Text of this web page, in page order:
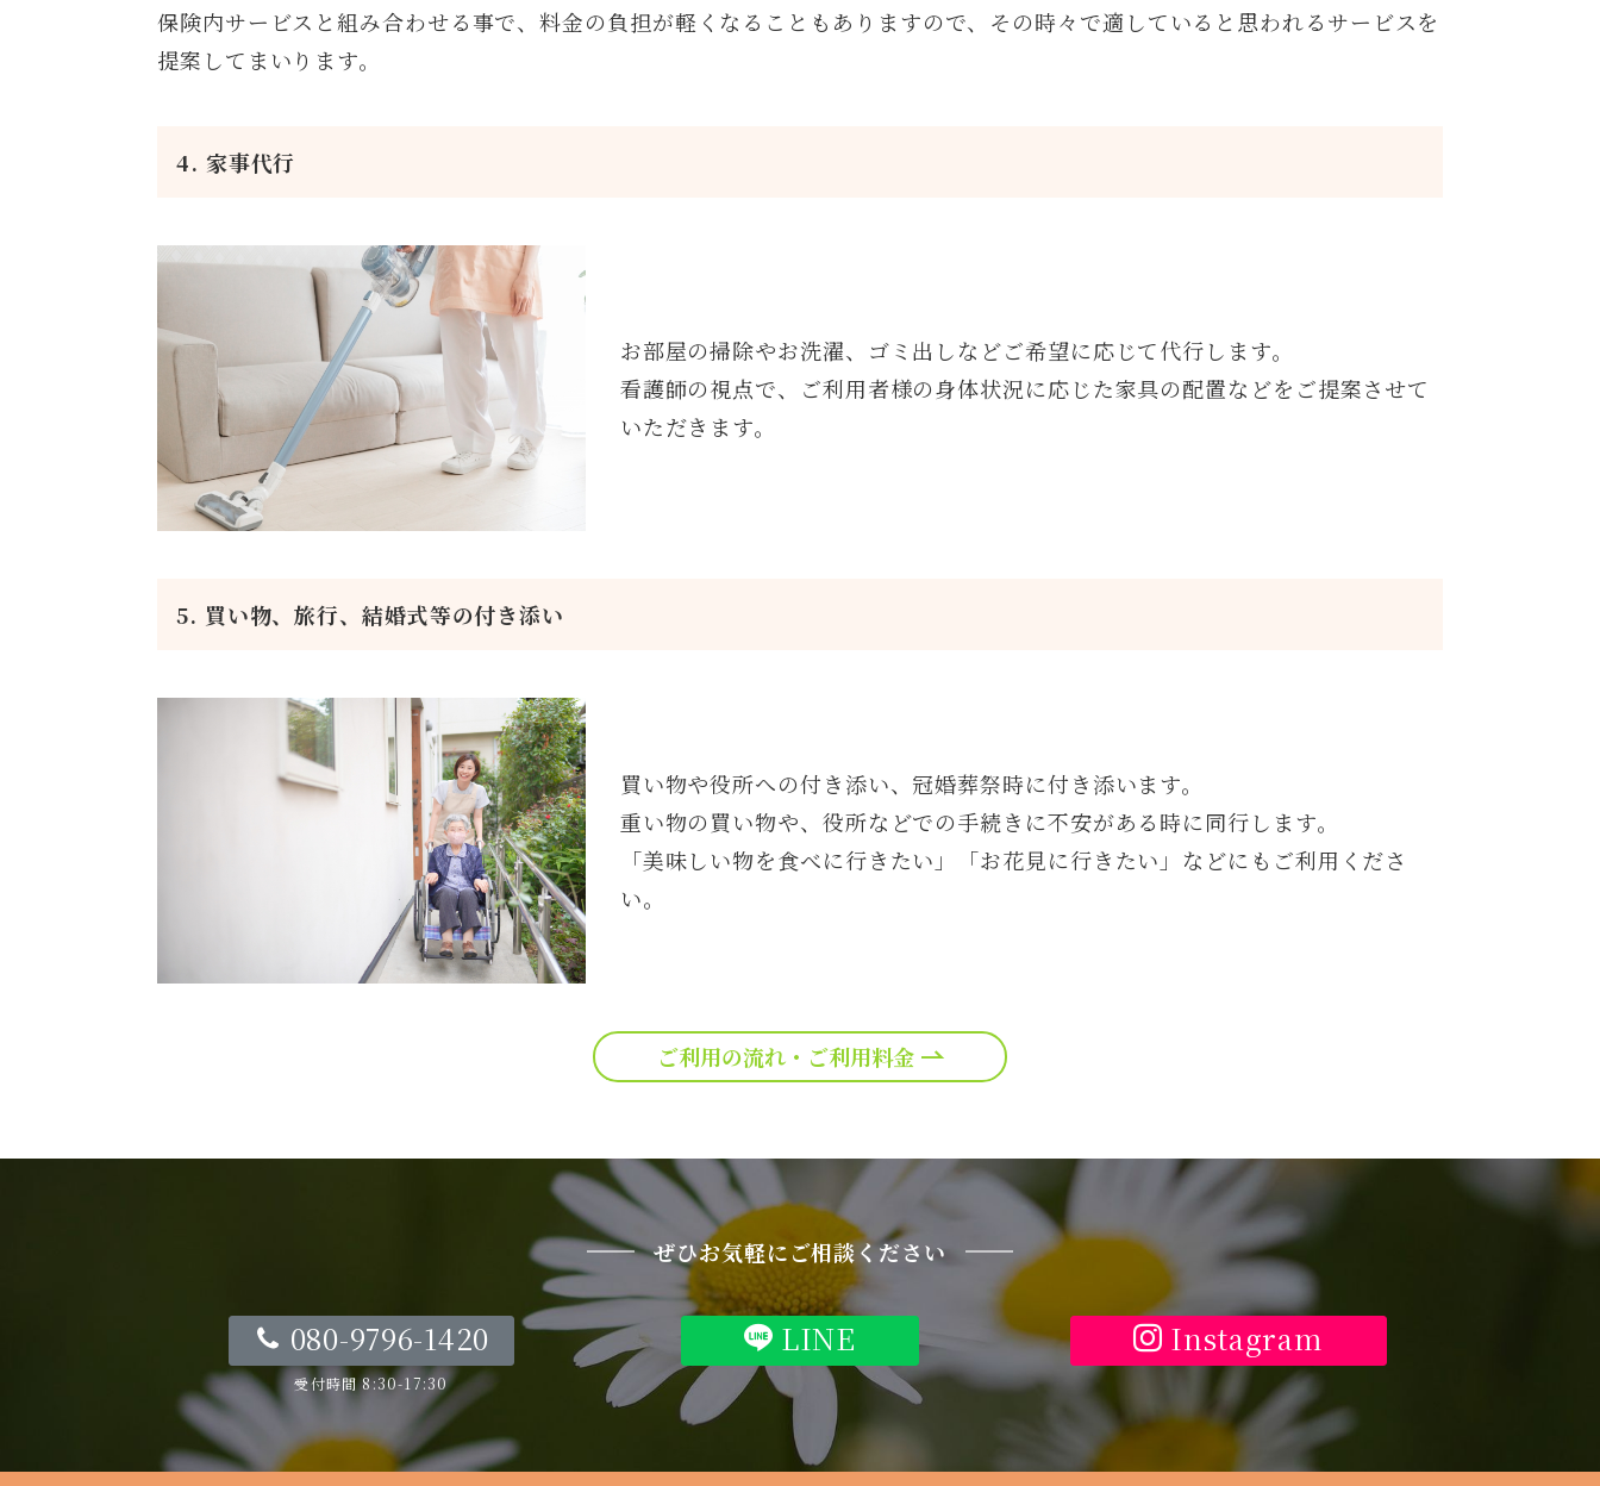
保険内サービスと組み合わせる事で、料金の負担が軽くなることもありますので、その時々で適していると思われるサービスを
提案してまいります。
4. 家事代行
お部屋の掃除やお洗濯、ゴミ出しなどご希望に応じて代行します。
看護師の視点で、ご利用者様の身体状況に応じた家具の配置などをご提案させて
いただきます。
5. 買い物、旅行、結婚式等の付き添い
買い物や役所への付き添い、冠婚葬祭時に付き添います。
重い物の買い物や、役所などでの手続きに不安がある時に同行します。
「美味しい物を食べに行きたい」「お花見に行きたい」などにもご利用くださ
い。
ご利用の流れ・ご利用料金
ぜひお気軽にご相談ください
080-9796-1420
受付時間 8:30-17:30
LINE Instagram